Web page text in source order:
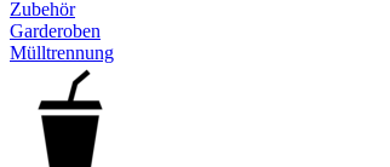
Zubehör
Garderoben
Mülltrennung